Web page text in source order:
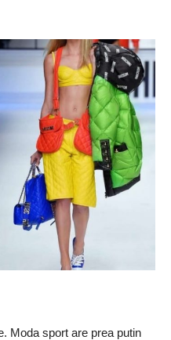
Moda sport are prea putin